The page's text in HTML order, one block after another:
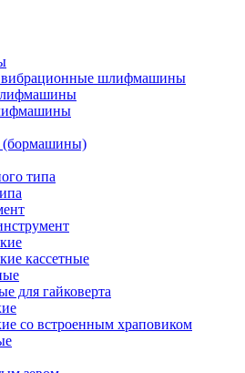
вибрационные шлифмашины
типа
кассетные
для гайковерта
со встроенным храповиком